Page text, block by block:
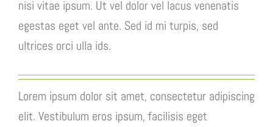
nisi vitae ipsum. Ut vel dolor vel lacus venenatis
egestas eget vel ante. Sed id mi turpis, sed
ultrices orci ulla ids.
Lorem ipsum dolor sit amet, consectetur adipiscing
elit. Vestibulum eros ipsum, facilisis eget